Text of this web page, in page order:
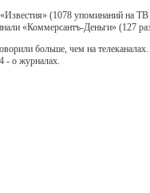
(1078 упоминаний на
«Коммерсантъ-Деньги» (127
больше, чем на
- о журналах.